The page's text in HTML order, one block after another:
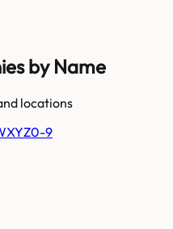
by Name
locations
XYZ0-9